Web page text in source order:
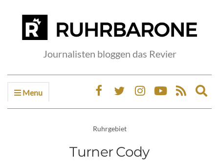
Journalisten bloggen das Revier
Menu
Ruhrgebiet
Turner Cody